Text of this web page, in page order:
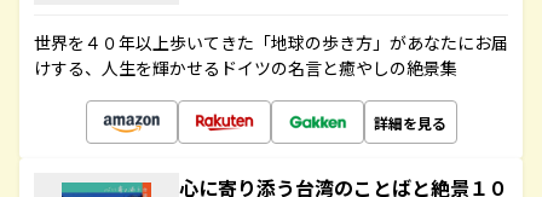
世界を４０年以上歩いてきた「地球の歩き方」があなたにお届
けする、人生を輝かせるドイツの名言と癒やしの絶景集
詳細を見る
心に寄り添う台湾のことばと絶景１０